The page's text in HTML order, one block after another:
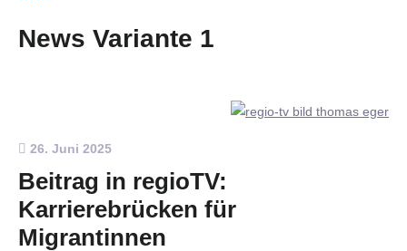
News Variante 1
26. Juni 2025
Beitrag in regioTV:
Karrierebrücken für
Migrantinnen